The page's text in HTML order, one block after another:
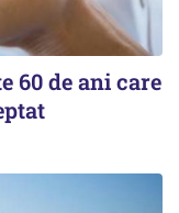
60 de ani care